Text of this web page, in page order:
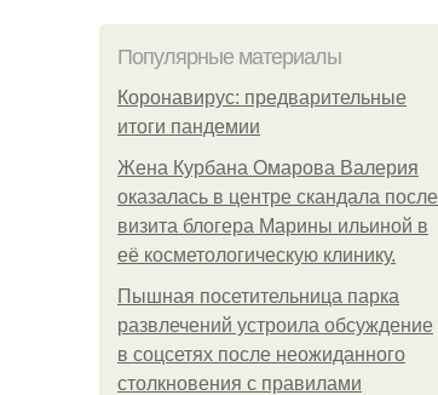
Популярные материалы
Коронавирус: предварительные
итоги пандемии
Жена Курбана Омарова Валерия
оказалась в центре скандала после
визита блогера Марины ильиной в
её косметологическую клинику.
Пышная посетительница парка
развлечений устроила обсуждение
в соцсетях после неожиданного
столкновения с правилами